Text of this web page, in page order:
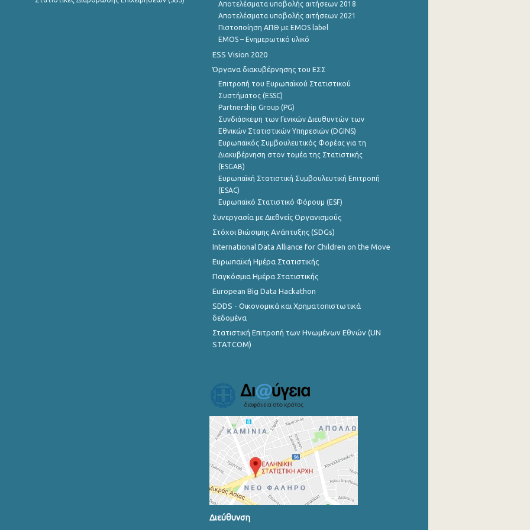
Αποτελέσματα υποβολής αιτήσεων 2018
Αποτελέσματα υποβολής αιτήσεων 2021
Πιστοποίηση ΑΠΘ με EMOS label
EMOS – Ενημερωτικό υλικό
ESS Vision 2020
Όργανα διακυβέρνησης του ΕΣΣ
Επιτροπή του Ευρωπαϊκού Στατιστικού
Συστήματος (ESSC)
Partnership Group (PG)
Συνδιάσκεψη των Γενικών Διευθυντών των
Εθνικών Στατιστικών Υπηρεσιών (DGINS)
Ευρωπαϊκός Συμβουλευτικός Φορέας για τη
Διακυβέρνηση στον τομέα της Στατιστικής
(ESGAB)
Ευρωπαϊκή Στατιστική Συμβουλευτική Επιτροπή
(ESAC)
Ευρωπαϊκό Στατιστικό Φόρουμ (ESF)
Συνεργασία με Διεθνείς Οργανισμούς
Στόχοι Βιώσιμης Ανάπτυξης (SDGs)
International Data Alliance for Children on the Move
Ευρωπαϊκή Ημέρα Στατιστικής
Παγκόσμια Ημέρα Στατιστικής
European Big Data Hackathon
SDDS - Οικονομικά και Χρηματοπιστωτικά
δεδομένα
Στατιστική Επιτροπή των Ηνωμένων Εθνών (UN
STATCOM)
Διεύθυνση